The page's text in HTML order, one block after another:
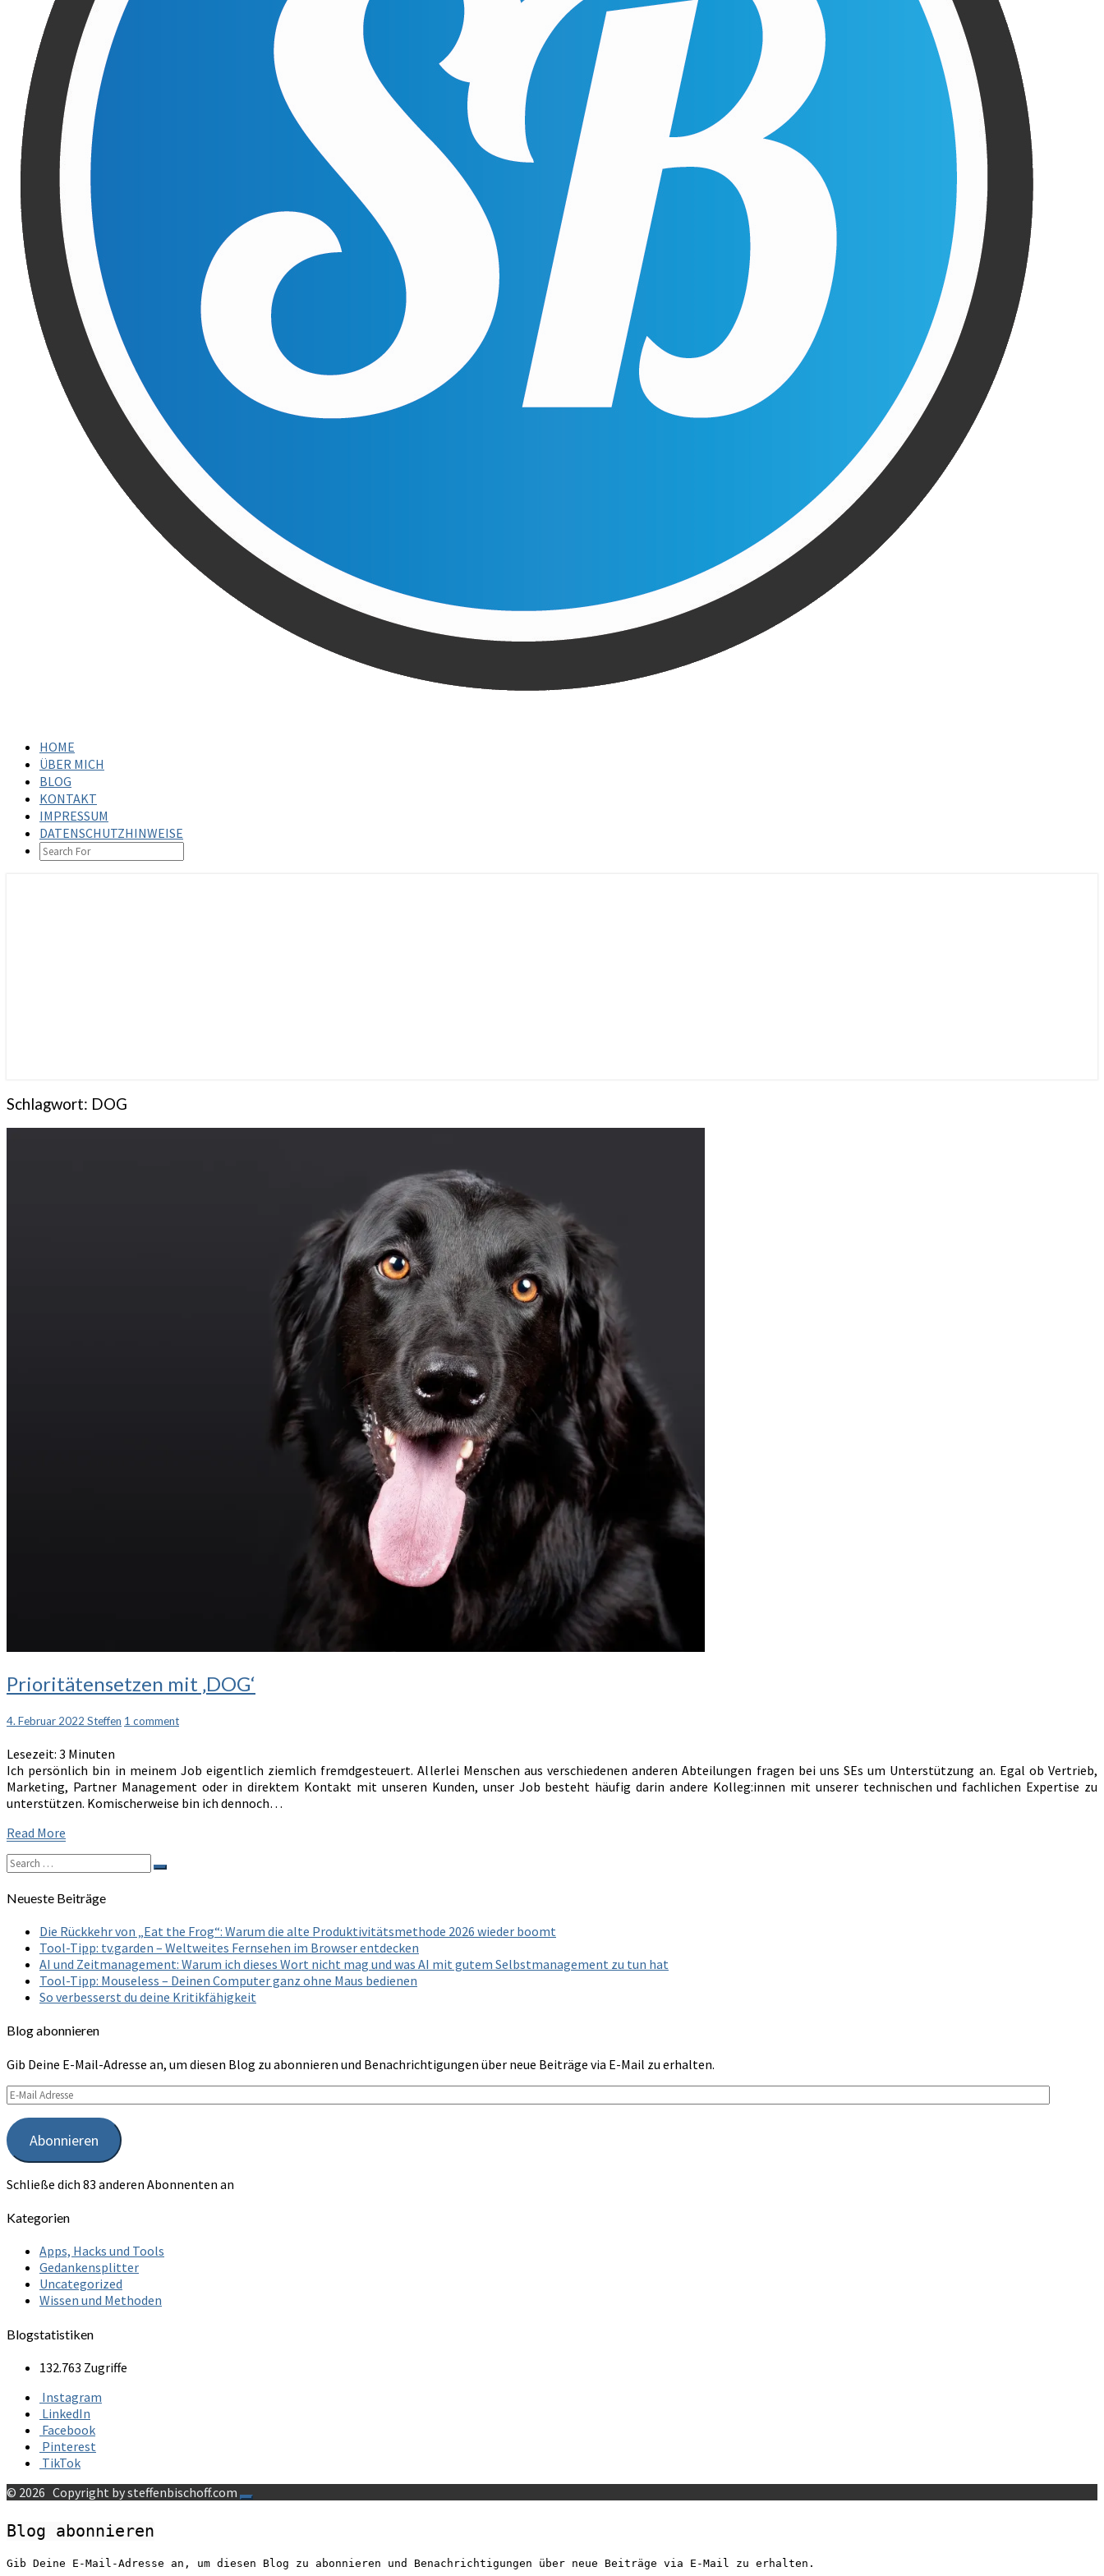
HOME
ÜBER MICH
BLOG
KONTAKT
IMPRESSUM
DATENSCHUTZHINWEISE
SEARCH
Schlagwort: DOG
Prioritätensetzen
mit
Prioritätensetzen mit ‚DOG‘
4. Februar 2022 Steffen Comments
1 comment
Lesezeit: 3 Minuten
Ich persönlich bin in meinem Job eigentlich ziemlich fremdgesteuert. Allerlei Menschen aus verschiedenen anderen Abteilungen fragen bei uns SEs um Unterstützung an. Egal ob Vertrieb,
Marketing, Partner Management oder in direktem Kontakt mit unseren Kunden, unser Job besteht häufig darin andere Kolleg:innen mit unserer technischen und fachlichen Expertise zu
unterstützen. Komischerweise bin ich dennoch…
Read More
Search
for:
Search
Neueste Beiträge
Die Rückkehr von „Eat the Frog“: Warum die alte Produktivitätsmethode 2026 wieder boomt
Tool-Tipp: tv.garden – Weltweites Fernsehen im Browser entdecken
AI und Zeitmanagement: Warum ich dieses Wort nicht mag und was AI mit gutem Selbstmanagement zu tun hat
Tool-Tipp: Mouseless – Deinen Computer ganz ohne Maus bedienen
So verbesserst du deine Kritikfähigkeit
Blog abonnieren
Gib Deine E-Mail-Adresse an, um diesen Blog zu abonnieren und Benachrichtigungen über neue Beiträge via E-Mail zu erhalten.
E-
Mail
Adresse
Abonnieren
Schließe dich 83 anderen Abonnenten an
Kategorien
Apps, Hacks und Tools
Gedankensplitter
Uncategorized
Wissen und Methoden
Blogstatistiken
132.763 Zugriffe
Instagram
LinkedIn
Facebook
Pinterest
TikTok
© 2026 Copyright by steffenbischoff.com
Blog abonnieren
Gib Deine E-Mail-Adresse an, um diesen Blog zu abonnieren und Benachrichtigungen über neue Beiträge via E-Mail zu erhalten.